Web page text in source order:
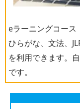
eラーニングコース
ひらがな、文法、
を利用できます。
です。